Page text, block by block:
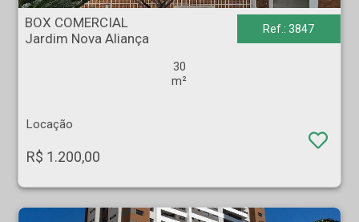
BOX COMERCIAL
Jardim Nova Aliança
Ref.: 3847
30
m²
Locação
R$ 1.200,00